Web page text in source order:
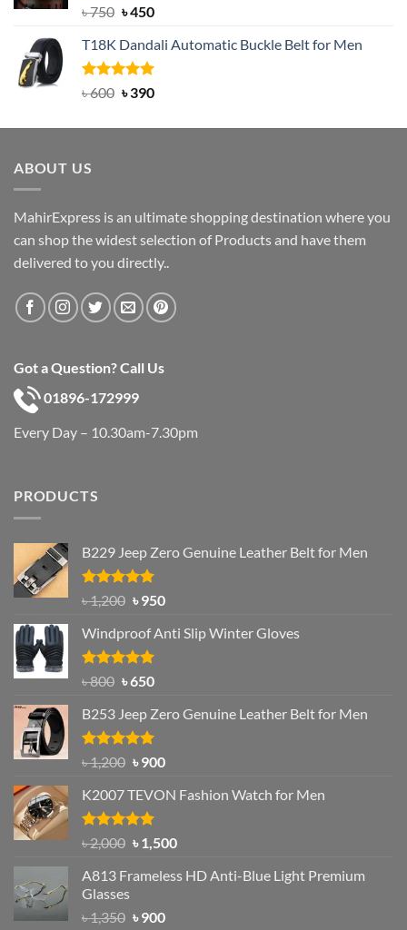
Rated5.00
৳750 Original
was:
৳ 750.
৳450Current
is:
৳ 450.
T18K Dandali Automatic Buckle Belt for Men
Rated5.00
৳600 Original
was:
৳390Current
is:
ABOUT US
MahirExpress is an ultimate shopping destination where you
can shop the widest selection of Products and have them
delivered to you directly..
Got a Question? Call Us
01896-172999
Every Day – 10.30am-7.30pm
PRODUCTS
B229 Jeep Zero Genuine Leather Belt for Men
Rated4.92
out of 5
৳1,200 Original
was:
৳ 1,200.
৳950Current
is:
Windproof Anti Slip Winter Gloves
Rated4.97
৳800 Original
was:
৳ 800.
৳650Current
is:
৳ 650.
B253 Jeep Zero Genuine Leather Belt for Men
Rated5.00
out of 5
৳1,200 Original
was:
৳ 1,200.
৳900Current
is:
K2007 TEVON Fashion Watch for Men
Rated4.93
out of 5
৳2,000 Original
was:
৳1,500Current
is:
A813 Frameless HD Anti-Blue Light Premium
Glasses
৳1,350 Original
৳900Current